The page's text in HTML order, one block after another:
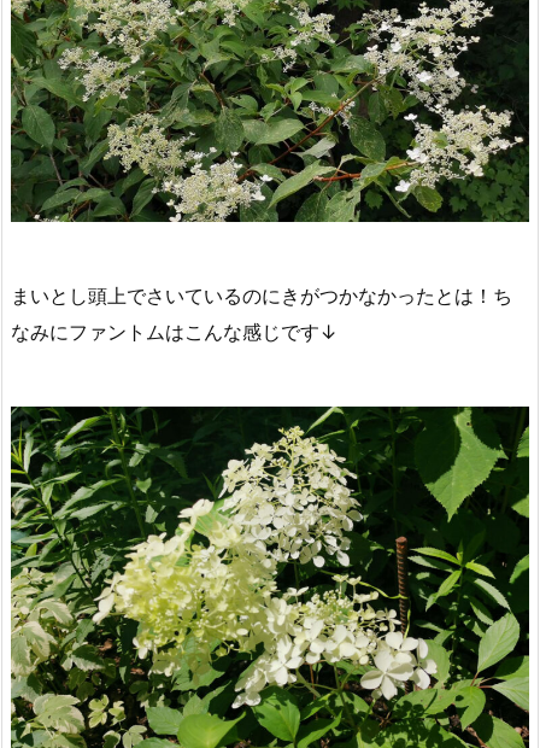
まいとし頭上でさいているのにきがつかなかったとは！ち
なみにファントムはこんな感じです↓